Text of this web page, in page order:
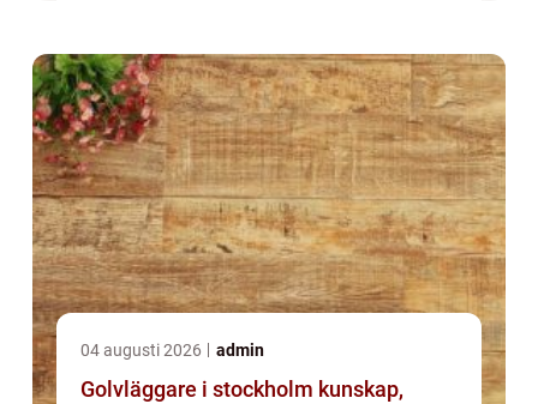
04 augusti 2026 admin
Golvläggare i stockholm kunskap,